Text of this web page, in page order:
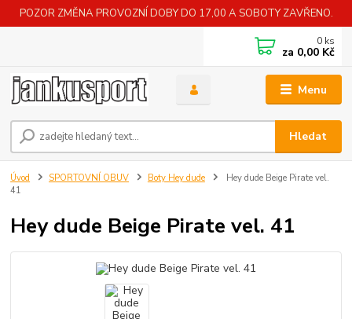
POZOR ZMĚNA PROVOZNÍ DOBY DO 17,00 A SOBOTY ZAVŘENO.
Menu
Hledat
0 ks
za 0,00 Kč
Úvod SPORTOVNÍ OBUV Boty Hey dude
Hey dude Beige Pirate vel.
41
Hey dude Beige Pirate vel. 41